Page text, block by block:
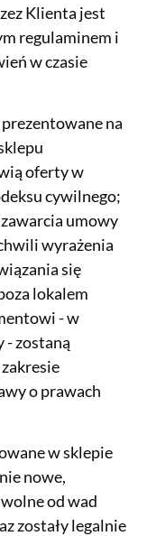
Klienta jest
regulaminem i
w czasie
na
oferty w
cywilnego;
umowy
wyrażenia
się
lokalem
- w
- zostaną
o prawach
w sklepie
nowe,
od wad
zostały legalnie